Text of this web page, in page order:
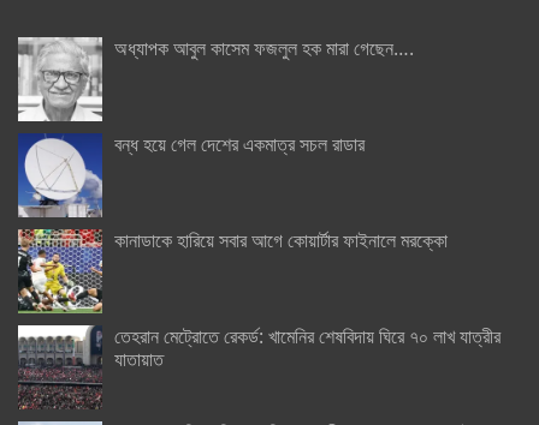
অধ্যাপক আবুল কাসেম ফজলুল হক মারা গেছেন….
বন্ধ হয়ে গেল দেশের একমাত্র সচল রাডার
কানাডাকে হারিয়ে সবার আগে কোয়ার্টার ফাইনালে মরক্কো
তেহরান মেট্রোতে রেকর্ড: খামেনির শেষবিদায় ঘিরে ৭০ লাখ যাত্রীর
যাতায়াত